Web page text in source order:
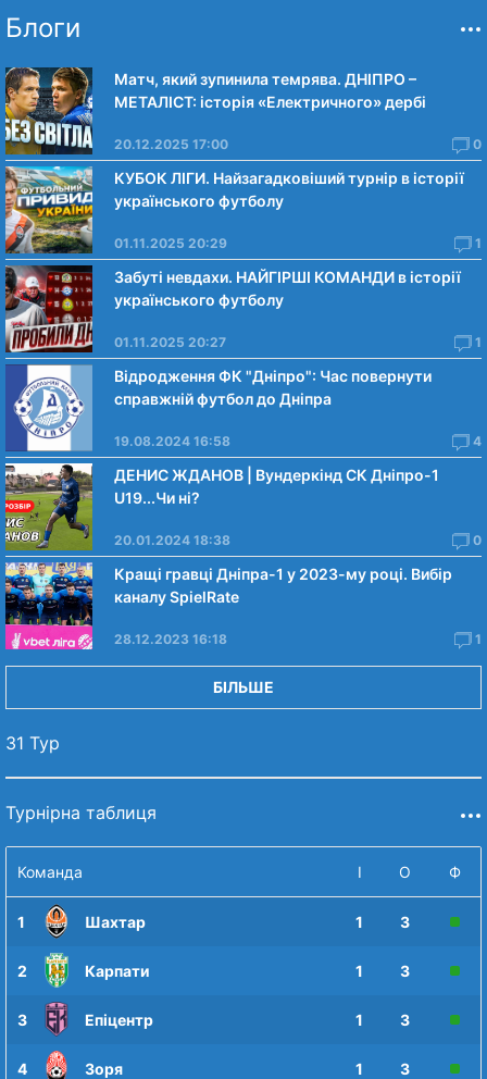
Блоги
Матч, який зупинила темрява. ДНІПРО –
МЕТАЛІСТ: історія «Електричного» дербі
20.12.2025 17:00 0
КУБОК ЛІГИ. Найзагадковіший турнір в історії
українського футболу
01.11.2025 20:29 1
Забуті невдахи. НАЙГІРШІ КОМАНДИ в історії
українського футболу
01.11.2025 20:27 1
Відродження ФК "Дніпро": Час повернути
справжній футбол до Дніпра
19.08.2024 16:58 4
ДЕНИС ЖДАНОВ | Вундеркінд СК Дніпро-1
U19...Чи нi?
20.01.2024 18:38 0
Кращі гравці Дніпра-1 у 2023-му році. Вибiр
каналу SpielRate
28.12.2023 16:18 1
БІЛЬШЕ
31 Тур
Турнірна таблиця
Команда І О Ф
1 Шахтар 1 3
2 Карпати 1 3
3 Епіцентр 1 3
4 Зоря 1 3